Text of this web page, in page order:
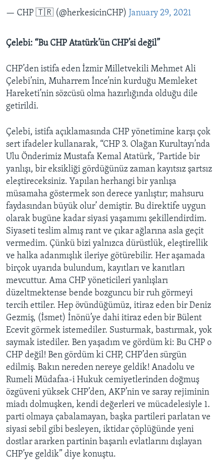
— CHP 🇹🇷 (@herkesicinCHP) January 29, 2021
Çelebi: “Bu CHP Atatürk’ün CHP’si değil”
CHP’den istifa eden İzmir Milletvekili Mehmet Ali
Çelebi’nin, Muharrem İnce’nin kurduğu Memleket
Hareketi’nin sözcüsü olma hazırlığında olduğu dile
getirildi.
Çelebi, istifa açıklamasında CHP yönetimine karşı çok
sert ifadeler kullanarak, “CHP 3. Olağan Kurultayı’nda
Ulu Önderimiz Mustafa Kemal Atatürk, ‘Partide bir
yanlışı, bir eksikliği gördüğünüz zaman kayıtsız şartsız
eleştireceksiniz. Yapılan herhangi bir yanlışa
müsamaha göstermek son derece yanlıştır; mahsuru
faydasından büyük olur’ demiştir. Bu direktife uygun
olarak bugüne kadar siyasi yaşamımı şekillendirdim.
Siyaseti teslim almış rant ve çıkar ağlarına asla geçit
vermedim. Çünkü bizi yalnızca dürüstlük, eleştirellik
ve halka adanmışlık ileriye götürebilir. Her aşamada
birçok uyarıda bulundum, kayıtları ve kanıtları
mevcuttur. Ama CHP yöneticileri yanlışları
düzeltmektense bende bozguncu bir ruh görmeyi
tercih ettiler. Hep övündüğümüz, itiraz eden bir Deniz
Gezmiş, (İsmet) İnönü’ye dahi itiraz eden bir Bülent
Ecevit görmek istemediler. Susturmak, bastırmak, yok
saymak istediler. Ben yaşadım ve gördüm ki: Bu CHP o
CHP değil! Ben gördüm ki CHP, CHP’den sürgün
edilmiş. Bakın nereden nereye geldik! Anadolu ve
Rumeli Müdafaa-i Hukuk cemiyetlerinden doğmuş
özgüveni yüksek CHP’den, AKP’nin ve saray rejiminin
miadı dolmuşken, kendi değerleri ve mücadelesiyle 1.
parti olmaya çabalamayan, başka partileri parlatan ve
siyasi sebil gibi besleyen, iktidar çöplüğünde yeni
dostlar ararken partinin başarılı evlatlarını dışlayan
CHP’ye geldik” diye konuştu.